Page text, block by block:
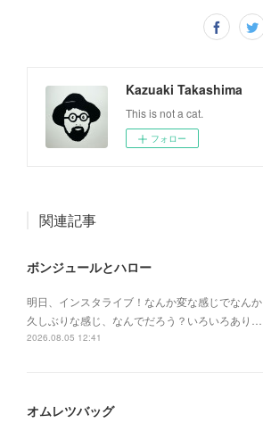
Kazuaki Takashima
This is not a cat.
フォロー
関連記事
ボンジュールとハロー
明日、インスタライブ！なんか変な感じでなんか
久しぶりな感じ、なんでだろう？いろいろあり…
2026.08.05 12:41
オムレツバッグ